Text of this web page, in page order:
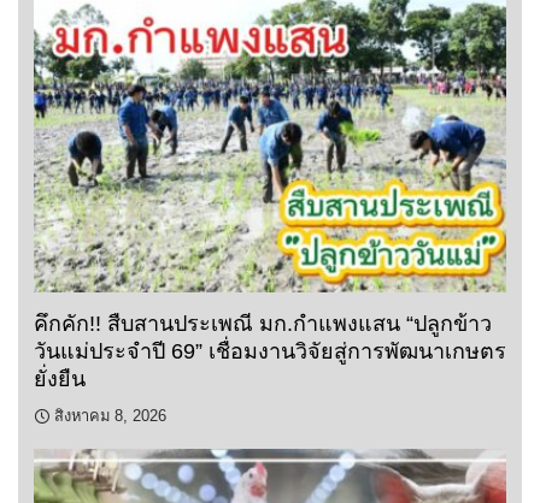
คึกคัก!! สืบสานประเพณี มก.กำแพงแสน “ปลูกข้าว
วันแม่ประจำปี 69” เชื่อมงานวิจัยสู่การพัฒนาเกษตร
ยั่งยืน
สิงหาคม 8, 2026